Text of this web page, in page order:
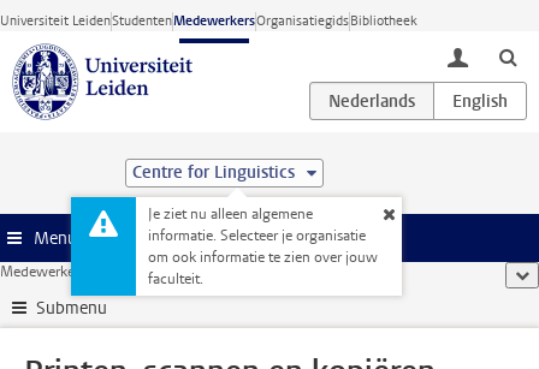
Ga direct naar de inhoud
Universiteit LeidenStudentenMedewerkersOrganisatiegidsBibliotheek
toggle
Centre for Linguistics
Je ziet nu alleen algemene
informatie. Selecteer je organisatie
om ook informatie te zien over jouw
faculteit.
Menu
Medewerkerswebsite ... Printen, scannen en kopiëren
Submenu